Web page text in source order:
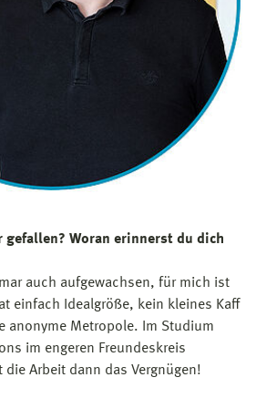
Feldversuche durchgeführt.
bei der IAV
der DB
GmbH angefangen, wo ich bis
und Technikstrategien
Ein großes
weil es sehr viele
mit unterschiedlichsten
gibt. In diesem Zusammenhang
intensiv mit Programmierungen für
Dashboards und
Die Grundlagen dafür habe ich mir
meiner Promotion angeeignet.
gefallen? Woran erinnerst du dich
auch aufgewachsen, für mich ist
einfach Idealgröße, kein kleines Kaff
anonyme Metropole. Im Studium
im engeren Freundeskreis
Arbeit dann das Vergnügen!